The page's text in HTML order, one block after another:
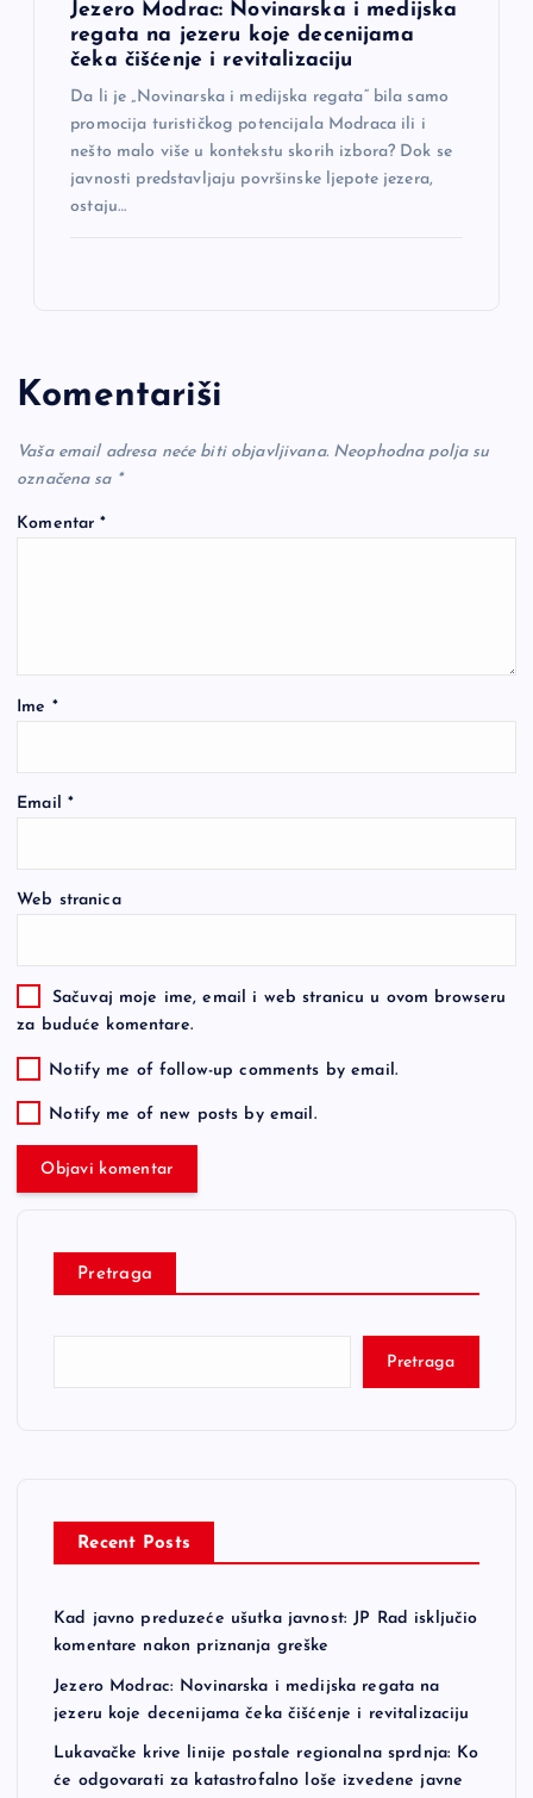
Jezero Modrac: Novinarska i medijska
regata na jezeru koje decenijama
čeka čišćenje i revitalizaciju
Da li je „Novinarska i medijska regata“ bila samo
promocija turističkog potencijala Modraca ili i
nešto malo više u kontekstu skorih izbora? Dok se
javnosti predstavljaju površinske ljepote jezera,
ostaju…
Komentariši
Vaša email adresa neće biti objavljivana. Neophodna polja su
označena sa *
Komentar*
Ime *
Email *
Web stranica
Sačuvaj moje ime, email i web stranicu u ovom browseru
za buduće komentare.
Notify me of follow-up comments by email.
Notify me of new posts by email.
Pretraga
Pretraga
Recent Posts
Kad javno preduzeće ušutka javnost: JP Rad isključio
komentare nakon priznanja greške
Jezero Modrac: Novinarska i medijska regata na
jezeru koje decenijama čeka čišćenje i revitalizaciju
Lukavačke krive linije postale regionalna sprdnja: Ko
će odgovarati za katastrofalno loše izvedene javne